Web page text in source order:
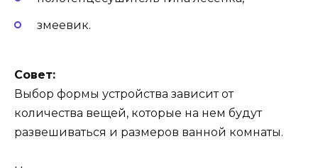
змеевик.
Совет:
Выбор формы устройства зависит от
количества вещей, которые на нем будут
развешиваться и размеров ванной комнаты.